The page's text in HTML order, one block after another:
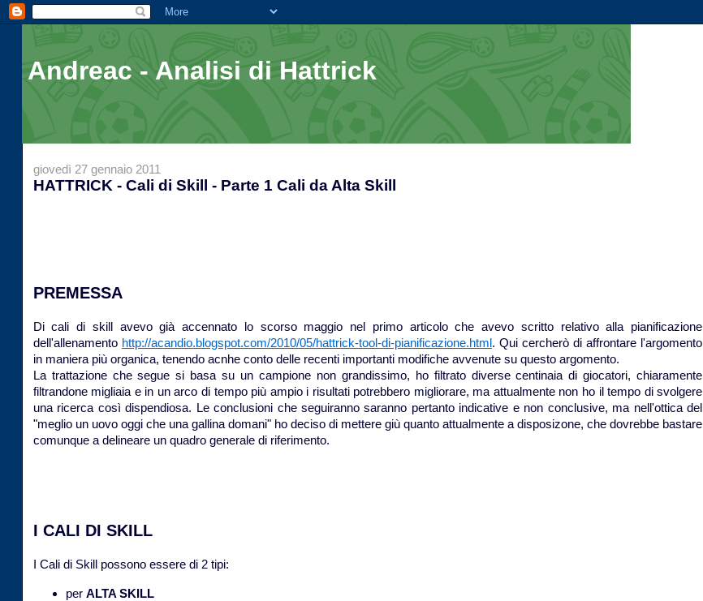
Andreac - Analisi di Hattrick
giovedì 27 gennaio 2011
HATTRICK - Cali di Skill - Parte 1 Cali da Alta Skill
PREMESSA
Di cali di skill avevo già accennato lo scorso maggio nel primo articolo che avevo scritto relativo alla pianificazione
dell'allenamento http://acandio.blogspot.com/2010/05/hattrick-tool-di-pianificazione.html. Qui cercherò di affrontare l'argomento
in maniera più organica, tenendo acnhe conto delle recenti importanti modifiche avvenute su questo argomento.
La trattazione che segue si basa su un campione non grandissimo, ho filtrato diverse centinaia di giocatori, chiaramente
filtrandone migliaia e in un arco di tempo più ampio i risultati potrebbero migliorare, ma attualmente non ho il tempo di svolgere
una ricerca così dispendiosa. Le conclusioni che seguiranno saranno pertanto indicative e non conclusive, ma nell'ottica del
"meglio un uovo oggi che una gallina domani" ho deciso di mettere giù quanto attualmente a disposizone, che dovrebbe bastare
comunque a delineare un quadro generale di riferimento.
I CALI DI SKILL
I Cali di Skill possono essere di 2 tipi:
per ALTA SKILL